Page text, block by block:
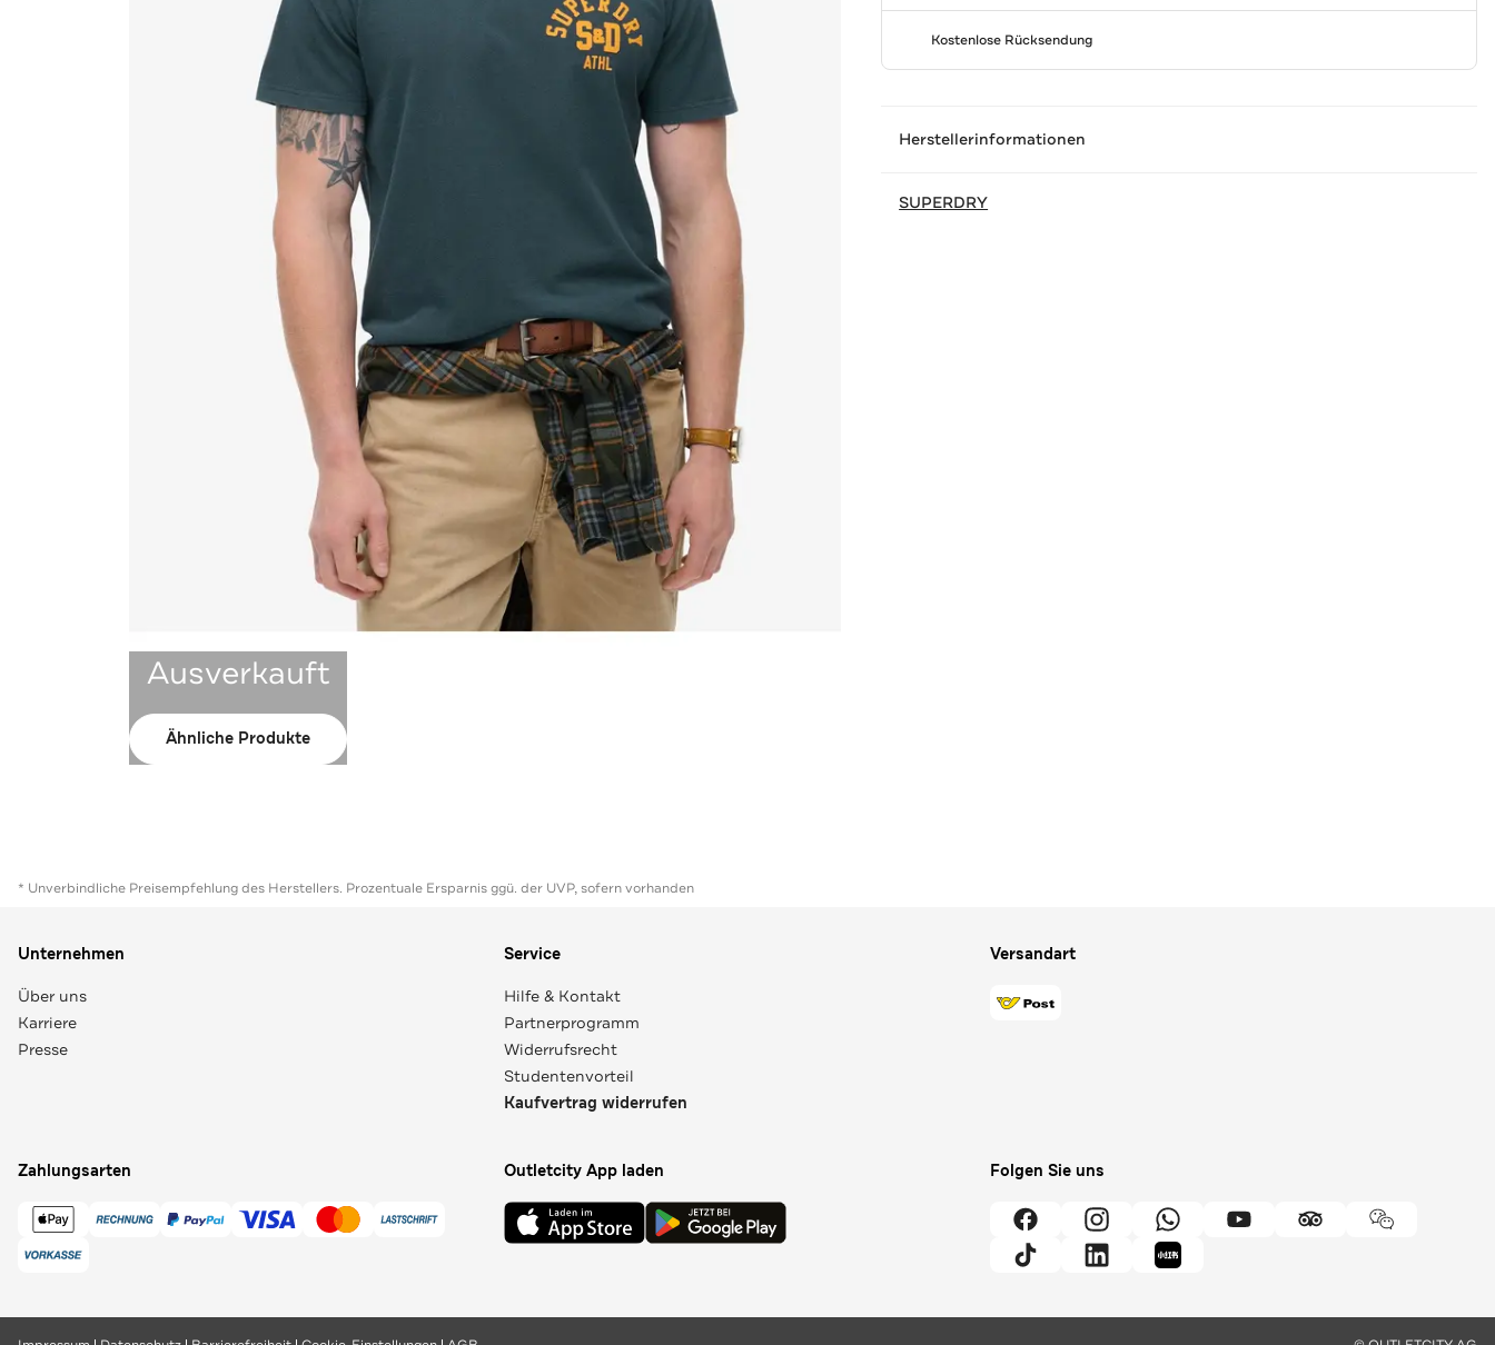
Ausverkauft
Ähnliche Produkte
Kostenlose Rücksendung
Herstellerinformationen
SUPERDRY
* Unverbindliche Preisempfehlung des Herstellers. Prozentuale Ersparnis ggü. der UVP, sofern vorhanden
Unternehmen
Über uns
Karriere
Presse
Service
Hilfe & Kontakt
Partnerprogramm
Widerrufsrecht
Studentenvorteil
Kaufvertrag widerrufen
Versandart
Zahlungsarten Outletcity App laden Folgen Sie uns